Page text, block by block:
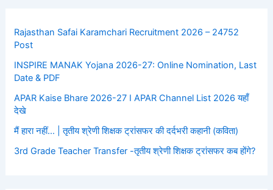
Rajasthan Safai Karamchari Recruitment 2026 – 24752
Post
INSPIRE MANAK Yojana 2026-27: Online Nomination, Last
Date & PDF
APAR Kaise Bhare 2026-27 I APAR Channel List 2026 यहाँ
देखे
मैं हारा नहीं… | तृतीय श्रेणी शिक्षक ट्रांसफर की दर्दभरी कहानी (कविता)
3rd Grade Teacher Transfer -तृतीय श्रेणी शिक्षक ट्रांसफर कब होंगे?